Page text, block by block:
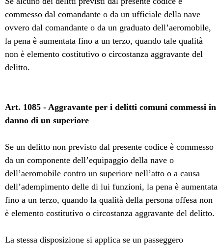
commesso dal comandante o da un ufficiale della nave
ovvero dal comandante o da un graduato dell’aeromobile,
la pena è aumentata fino a un terzo, quando tale qualità
non è elemento costitutivo o circostanza aggravante del
delitto.
Art. 1085 - Aggravante per i delitti comuni commessi in
danno di un superiore
Se un delitto non previsto dal presente codice è commesso
da un componente dell’equipaggio della nave o
dell’aeromobile contro un superiore nell’atto o a causa
dell’adempimento delle di lui funzioni, la pena è aumentata
fino a un terzo, quando la qualità della persona offesa non
è elemento costitutivo o circostanza aggravante del delitto.
La stessa disposizione si applica se un passeggero